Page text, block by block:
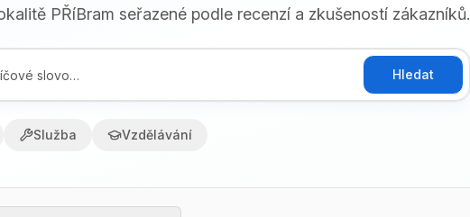
PŘíBram seřazené podle recenzí a zkušeností zákazníků.
Hledat
Služba Vzdělávání